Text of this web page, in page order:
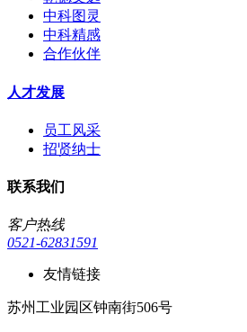
中科图灵
中科精感
合作伙伴
人才发展
员工风采
招贤纳士
联系我们
客户热线
0521-62831591
友情链接
苏州工业园区钟南街506号